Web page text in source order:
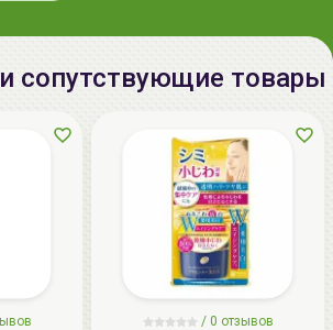
сопутствующие товары
/ 0 отзывов